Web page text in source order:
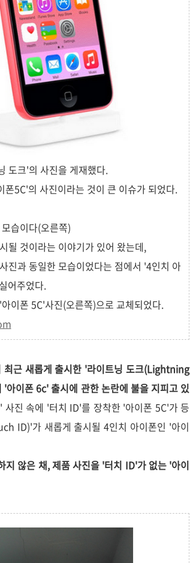
도크'의 사진을 게재했다.
5C'의 사진이라는 것이 큰 이슈가 되었다.
습이다(오른쪽)
될 것이라는 이야기가 있어 왔는데,
진과 동일한 모습이었다는 점에서 '4인치 아
어주었다.
이폰 5C'사진(오른쪽)으로 교체되었다.
근 새롭게 출시한 '라이트닝 도크(Lightning
이폰 6c' 출시에 관한 논란에 불을 지피고 있
진 속에 '터치 ID'를 장착한 '아이폰 5C'가 등
ID)'가 새롭게 출시될 4인치 아이폰인 '아이
지 않은 채, 제품 사진을 '터치 ID'가 없는 '아이